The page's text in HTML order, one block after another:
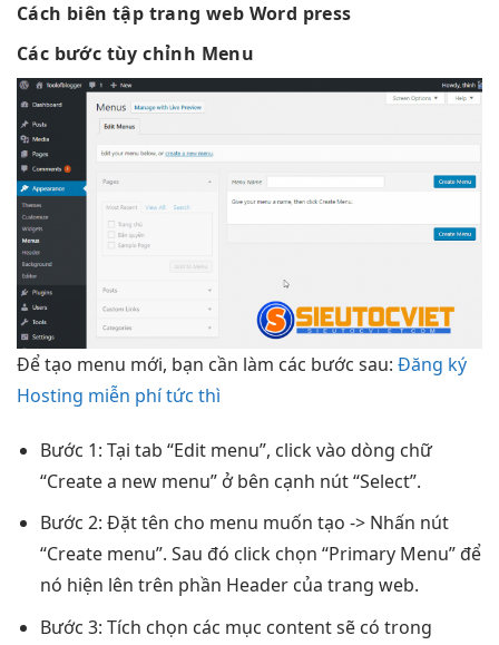
Cách biên tập trang web Word press
Các bước tùy chỉnh Menu
Để tạo menu mới, bạn cần làm các bước sau: Đăng ký
Hosting miễn phí tức thì
Bước 1: Tại tab “Edit menu”, click vào dòng chữ
“Create a new menu” ở bên cạnh nút “Select”.
Bước 2: Đặt tên cho menu muốn tạo -> Nhấn nút
“Create menu”. Sau đó click chọn “Primary Menu” để
nó hiện lên trên phần Header của trang web.
Bước 3: Tích chọn các mục content sẽ có trong